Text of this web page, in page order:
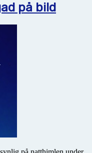
på bild